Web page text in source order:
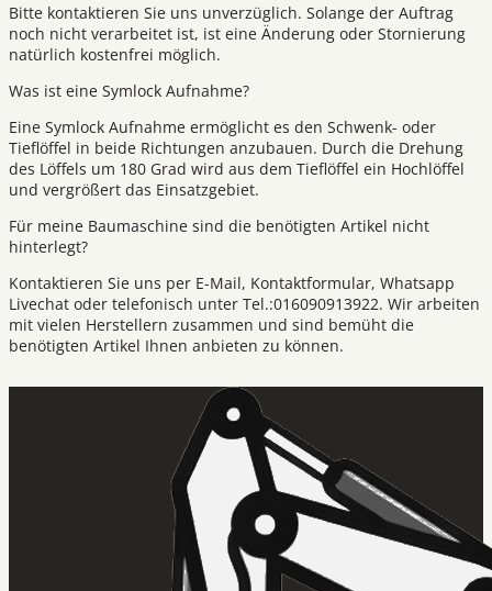
Bitte kontaktieren Sie uns unverzüglich. Solange der Auftrag
noch nicht verarbeitet ist, ist eine Änderung oder Stornierung
natürlich kostenfrei möglich.
Was ist eine Symlock Aufnahme?
Eine Symlock Aufnahme ermöglicht es den Schwenk- oder
Tieflöffel in beide Richtungen anzubauen. Durch die Drehung
des Löffels um 180 Grad wird aus dem Tieflöffel ein Hochlöffel
und vergrößert das Einsatzgebiet.
Für meine Baumaschine sind die benötigten Artikel nicht
hinterlegt?
Kontaktieren Sie uns per E-Mail, Kontaktformular, Whatsapp
Livechat oder telefonisch unter Tel.:016090913922. Wir arbeiten
mit vielen Herstellern zusammen und sind bemüht die
benötigten Artikel Ihnen anbieten zu können.